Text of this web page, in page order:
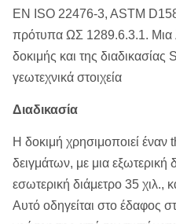
EN ISO 22476-3, ASTM
πρότυπα ΩΣ 1289.6.3.1. Μια
δοκιμής και της
γεωτεχνικά στοιχεία
Διαδικασία
Η δοκιμή χρησιμοποιεί
δειγμάτων, με μια εξωτερική
εσωτερική διάμετρο 35 χιλ.,
Αυτό οδηγείται στο έδαφος